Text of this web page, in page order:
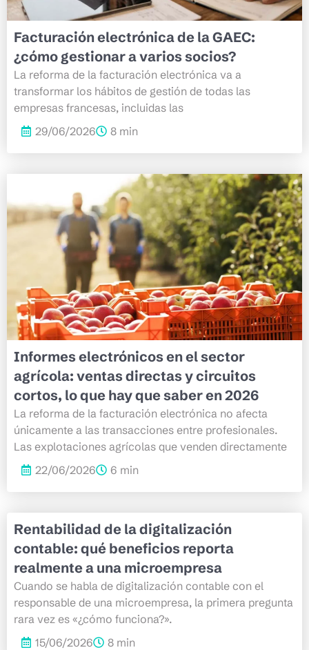
Facturación electrónica de la GAEC:
¿cómo gestionar a varios socios?
La reforma de la facturación electrónica va a
transformar los hábitos de gestión de todas las
empresas francesas, incluidas las
29/06/2026
8 min
Informes electrónicos en el sector
agrícola: ventas directas y circuitos
cortos, lo que hay que saber en 2026
La reforma de la facturación electrónica no afecta
únicamente a las transacciones entre profesionales.
Las explotaciones agrícolas que venden directamente
22/06/2026
6 min
Rentabilidad de la digitalización
contable: qué beneficios reporta
realmente a una microempresa
Cuando se habla de digitalización contable con el
responsable de una microempresa, la primera pregunta
rara vez es «¿cómo funciona?».
15/06/2026
8 min